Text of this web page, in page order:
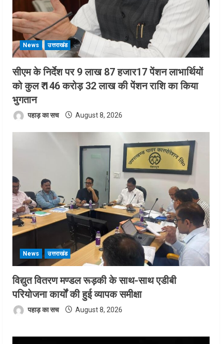
News उत्तराखंड
सीएम के निर्देश पर 9 लाख 87 हजार17 पेंशन लाभार्थियों
को कुल ₹ 146 करोड़ 32 लाख की पेंशन राशि का किया
भुगतान
पहाड़ का सच August 8, 2026
News उत्तराखंड
विद्युत वितरण मण्डल रूड़की के साथ-साथ एडीबी
परियोजना कार्यों की हुई व्यापक समीक्षा
पहाड़ का सच August 8, 2026